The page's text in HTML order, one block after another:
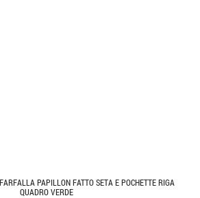
PAPILLON FATTO SETA E POCHETTE RIGA
QUADRO VERDE